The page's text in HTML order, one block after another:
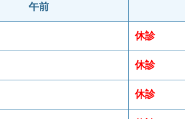
午前
休診
休診
休診